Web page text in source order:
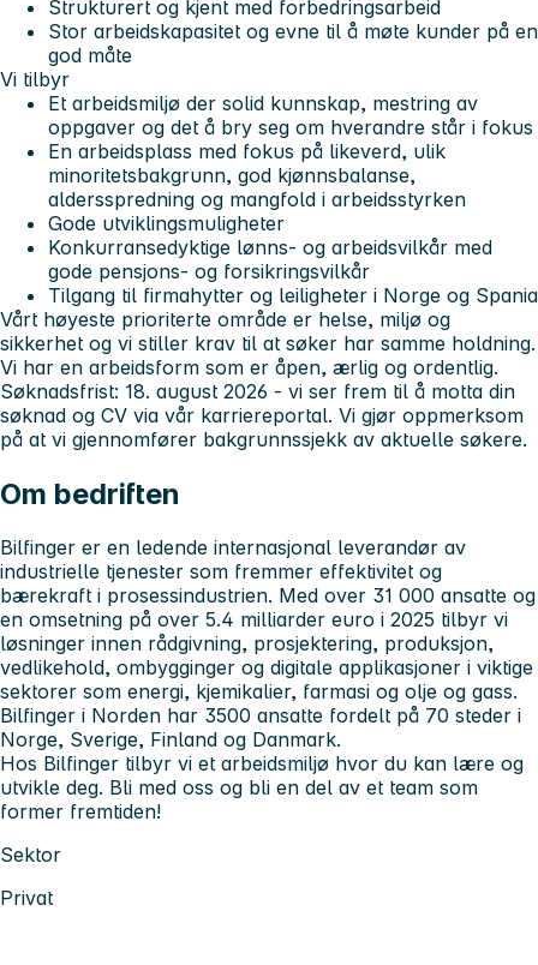
Strukturert og kjent med forbedringsarbeid
Stor arbeidskapasitet og evne til å møte kunder på en
god måte
Vi tilbyr
Et arbeidsmiljø der solid kunnskap, mestring av
oppgaver og det å bry seg om hverandre står i fokus
En arbeidsplass med fokus på likeverd, ulik
minoritetsbakgrunn, god kjønnsbalanse,
aldersspredning og mangfold i arbeidsstyrken
Gode utviklingsmuligheter
Konkurransedyktige lønns- og arbeidsvilkår med
gode pensjons- og forsikringsvilkår
Tilgang til firmahytter og leiligheter i Norge og Spania
Vårt høyeste prioriterte område er helse, miljø og
sikkerhet og vi stiller krav til at søker har samme holdning.
Vi har en arbeidsform som er åpen, ærlig og ordentlig.
Søknadsfrist: 18. august 2026 - vi ser frem til å motta din
søknad og CV via vår karriereportal. Vi gjør oppmerksom
på at vi gjennomfører bakgrunnssjekk av aktuelle søkere.
Om bedriften
Bilfinger er en ledende internasjonal leverandør av
industrielle tjenester som fremmer effektivitet og
bærekraft i prosessindustrien. Med over 31 000 ansatte og
en omsetning på over 5.4 milliarder euro i 2025 tilbyr vi
løsninger innen rådgivning, prosjektering, produksjon,
vedlikehold, ombygginger og digitale applikasjoner i viktige
sektorer som energi, kjemikalier, farmasi og olje og gass.
Bilfinger i Norden har 3500 ansatte fordelt på 70 steder i
Norge, Sverige, Finland og Danmark.
Hos Bilfinger tilbyr vi et arbeidsmiljø hvor du kan lære og
utvikle deg. Bli med oss og bli en del av et team som
former fremtiden!
Sektor
Privat